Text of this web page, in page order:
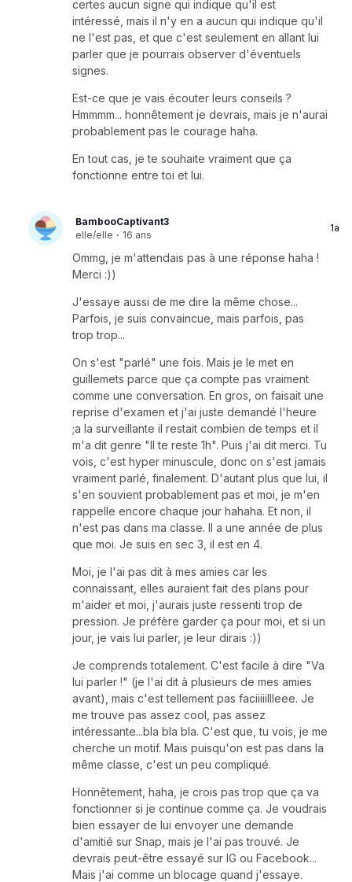
certes aucun signe qui indique qu'il est
intéressé, mais il n'y en a aucun qui indique qu'il
ne l'est pas, et que c'est seulement en allant lui
parler que je pourrais observer d'éventuels
signes.
Est-ce que je vais écouter leurs conseils ?
Hmmmm... honnêtement je devrais, mais je n'aurai
probablement pas le courage haha.
En tout cas, je te souhaite vraiment que ça
fonctionne entre toi et lui.
BambooCaptivant3
elle/elle · 16 ans
1a
Ommg, je m'attendais pas à une réponse haha !
Merci :))
J'essaye aussi de me dire la même chose...
Parfois, je suis convaincue, mais parfois, pas
trop trop...
On s'est "parlé" une fois. Mais je le met en
guillemets parce que ça compte pas vraiment
comme une conversation. En gros, on faisait une
reprise d'examen et j'ai juste demandé l'heure
;a la surveillante il restait combien de temps et il
m'a dit genre "Il te reste 1h". Puis j'ai dit merci. Tu
vois, c'est hyper minuscule, donc on s'est jamais
vraiment parlé, finalement. D'autant plus que lui, il
s'en souvient probablement pas et moi, je m'en
rappelle encore chaque jour hahaha. Et non, il
n'est pas dans ma classe. Il a une année de plus
que moi. Je suis en sec 3, il est en 4.
Moi, je l'ai pas dit à mes amies car les
connaissant, elles auraient fait des plans pour
m'aider et moi, j'aurais juste ressenti trop de
pression. Je préfère garder ça pour moi, et si un
jour, je vais lui parler, je leur dirais :))
Je comprends totalement. C'est facile à dire "Va
lui parler !" (je l'ai dit à plusieurs de mes amies
avant), mais c'est tellement pas faciiiiillleee. Je
me trouve pas assez cool, pas assez
intéressante...bla bla bla. C'est que, tu vois, je me
cherche un motif. Mais puisqu'on est pas dans la
même classe, c'est un peu compliqué.
Honnêtement, haha, je crois pas trop que ça va
fonctionner si je continue comme ça. Je voudrais
bien essayer de lui envoyer une demande
d'amitié sur Snap, mais je l'ai pas trouvé. Je
devrais peut-être essayé sur IG ou Facebook...
Mais j'ai comme un blocage quand j'essaye.